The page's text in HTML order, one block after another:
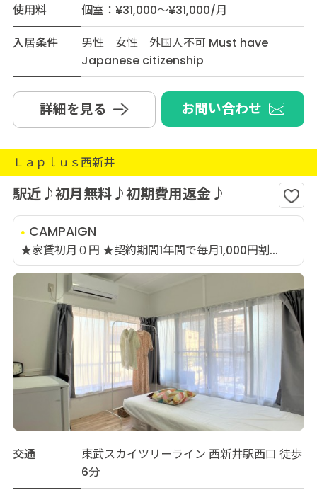
使用料
個室：¥31,000～¥31,000/月
入居条件
男性 女性 外国人不可 Must have
Japanese citizenship
詳細を見る お問い合わせ
Ｌａｐｌｕｓ西新井
駅近♪初月無料♪初期費用返金♪
CAMPAIGN
★家賃初月０円 ★契約期間1年間で毎月1,000円割...
交通
東武スカイツリーライン 西新井駅西口 徒歩
6分